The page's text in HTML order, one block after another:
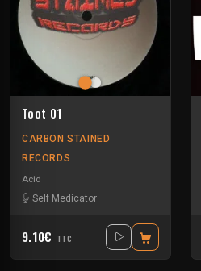
Toot 01
CARBON STAINED
RECORDS
Acid
Self Medicator
9.10€ TTC